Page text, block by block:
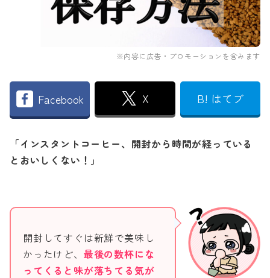
※内容に広告・プロモーションを含みます
Facebook X B! はてブ
「インスタントコーヒー、開封から時間が経っている
とおいしくない！」
開封してすぐは新鮮で美味し
かったけど、 最後の数杯にな
ってくると味が落ちてる気が